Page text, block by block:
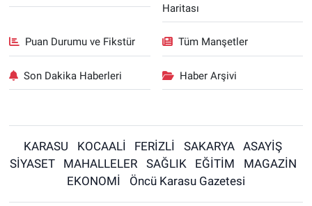
Haritası
Puan Durumu ve Fikstür Tüm Manşetler
Son Dakika Haberleri Haber Arşivi
KARASU KOCAALİ FERİZLİ SAKARYA
ASAYİŞ
SİYASET
MAHALLELER SAĞLIK EĞİTİM
MAGAZİN
EKONOMİ
Öncü Karasu Gazetesi